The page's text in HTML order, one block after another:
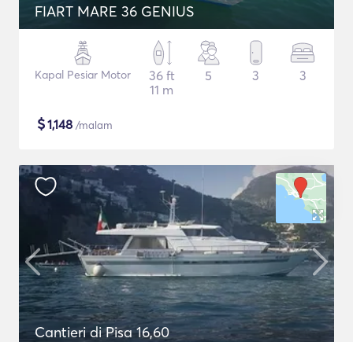
FIART MARE 36 GENIUS
Kapal Pesiar Motor
36 ft
11 m
5 3 3
$1,148 /malam
Cantieri di Pisa 16,60